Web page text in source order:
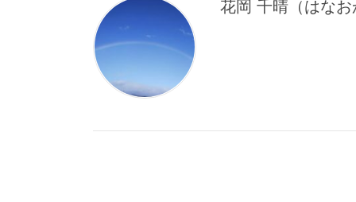
花岡 千晴（はなお